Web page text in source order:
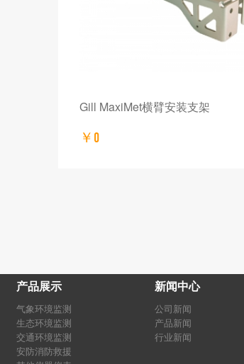
Gill MaxiMet横臂安装支架
￥0
产品展示
气象环境监测
生态环境监测
交通环境监测
安防消防救援
新闻中心
公司新闻
产品新闻
行业新闻